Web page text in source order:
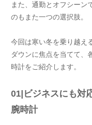
また、通勤とオフシーン
のもまた一つの選択肢。
今回は寒い冬を乗り越え
ダウンに焦点を当てて、
時計をご紹介します。
01|ビジネスにも対
腕時計